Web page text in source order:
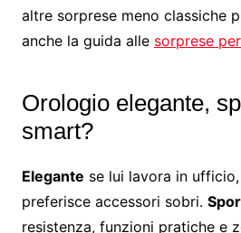
altre sorprese meno classiche
anche la guida alle sorprese
Orologio elegante,
smart?
Elegante se lui lavora in
preferisce accessori sobri.
resistenza, funzioni pratiche e